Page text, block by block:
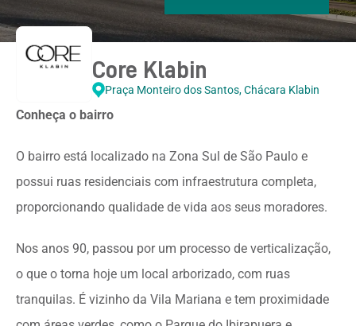
Core Klabin
Praça Monteiro dos Santos, Chácara Klabin
Conheça o bairro
O bairro está localizado na Zona Sul de São Paulo e
possui ruas residenciais com infraestrutura completa,
proporcionando qualidade de vida aos seus moradores.
Nos anos 90, passou por um processo de verticalização,
o que o torna hoje um local arborizado, com ruas
tranquilas. É vizinho da Vila Mariana e tem proximidade